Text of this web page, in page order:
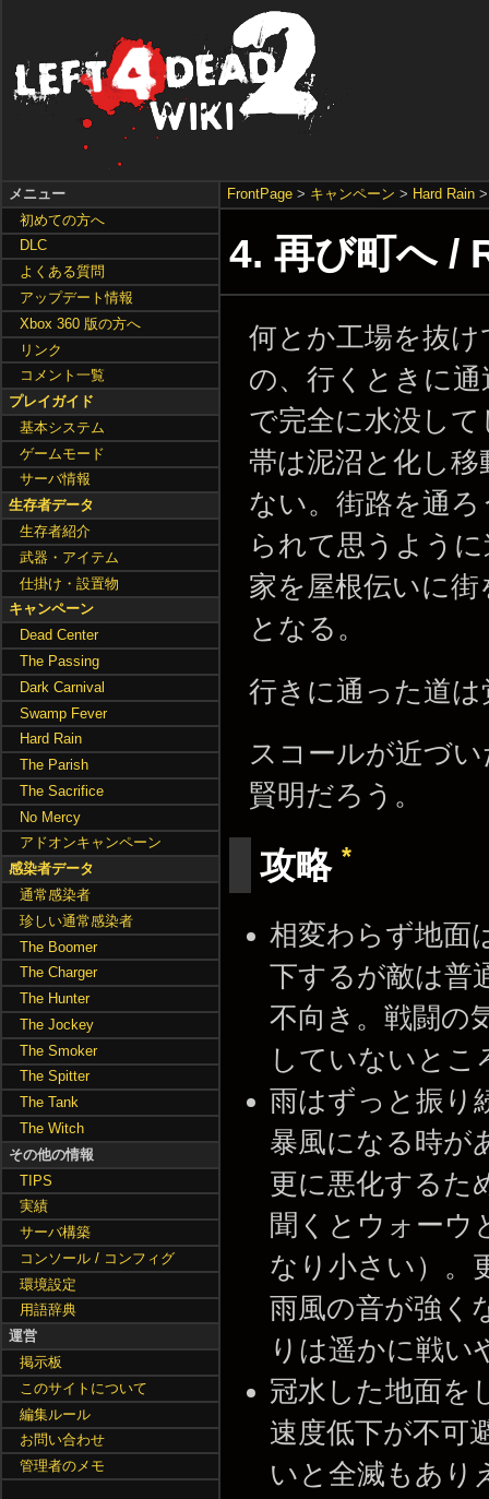
FrontPage > キャンペーン > Hard Rain
4. 再び町へ /
何とか工場を抜
の、行くときに
で完全に水没し
帯は泥沼と化し
ない。街路を通
られて思うよう
家を屋根伝いに
となる。
行きに通った道
スコールが近づ
賢明だろう。
攻略 *
相変わらず地面
下するが敵は普
不向き。戦闘の
していないとこ
雨はずっと振り
暴風になる時が
更に悪化するた
聞くとウォーウ
なり小さい）。
雨風の音が強く
りは遥かに戦い
冠水した地面を
速度低下が不可
いと全滅もあり
メニュー
初めての方へ
DLC
よくある質問
アップデート情報
Xbox 360 版の方へ
リンク
コメント一覧
プレイガイド
基本システム
ゲームモード
サーバ情報
生存者データ
生存者紹介
武器・アイテム
仕掛け・設置物
キャンペーン
Dead Center
The Passing
Dark Carnival
Swamp Fever
Hard Rain
The Parish
The Sacrifice
No Mercy
アドオンキャンペーン
感染者データ
通常感染者
珍しい通常感染者
The Boomer
The Charger
The Hunter
The Jockey
The Smoker
The Spitter
The Tank
The Witch
その他の情報
TIPS
実績
サーバ構築
コンソール / コンフィグ
環境設定
用語辞典
運営
掲示板
このサイトについて
編集ルール
お問い合わせ
管理者のメモ